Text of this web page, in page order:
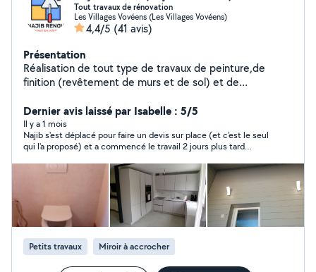
Tout travaux de rénovation
Les Villages Vovéens (Les Villages Vovéens)
4,4/5 (41 avis)
Présentation
Réalisation de tout type de travaux de peinture,de
finition (revêtement de murs et de sol) et de
Dernier avis laissé par Isabelle : 5/5
Il y a 1 mois
Najib s'est déplacé pour faire un devis sur place (et c'est le seul
qui l'a proposé) et a commencé le travail 2 jours plus tard
pour le suivi et vérifié que tout était ok. Je recommande
Petits travaux Miroir à accrocher